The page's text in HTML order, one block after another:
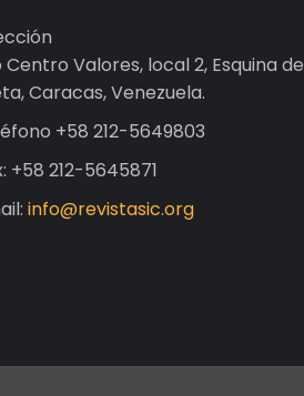
Centro Valores, local 2, Esquina de
Caracas, Venezuela.
+58 212-5649803
+58 212-5645871
info@revistasic.org